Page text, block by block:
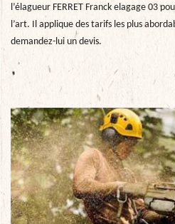
l’élagueur FERRET Franck elagage 03
l’art. Il applique des tarifs les plus
demandez-lui un devis.